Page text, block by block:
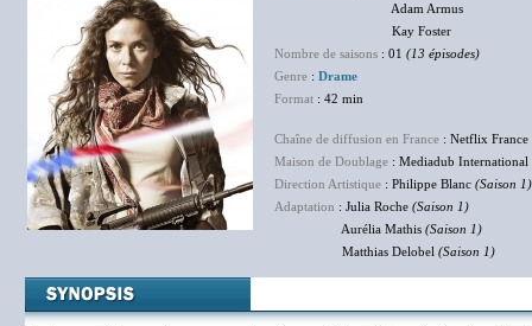
Adam Armus
Kay Foster
Nombre de saisons : 01 (13 épisodes)
Genre : Drame
Format : 42 min
Chaîne de diffusion en France : Netflix France
Maison de Doublage : Mediadub International
Direction Artistique : Philippe Blanc (Saison 1)
Adaptation : Julia Roche (Saison 1)
Aurélia Mathis (Saison 1)
Matthias Delobel (Saison 1)